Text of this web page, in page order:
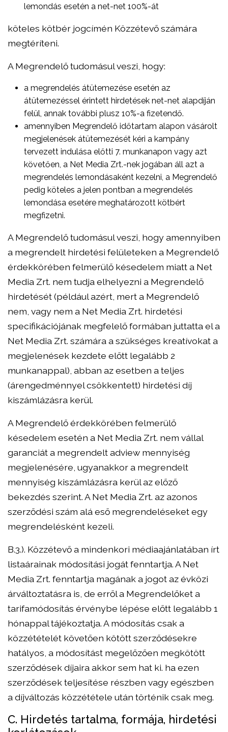
lemondás esetén a net-net 100%-át
köteles kötbér jogcímén Közzétevő számára
megtéríteni.
A Megrendelő tudomásul veszi, hogy:
a megrendelés átütemezése esetén az
átütemezéssel érintett hirdetések net-net alapdíján
felül, annak további plusz 10%-a fizetendő.
amennyiben Megrendelő időtartam alapon vásárolt
megjelenések átütemezését kéri a kampány
tervezett indulása előtti 7. munkanapon vagy azt
követően, a Net Media Zrt.-nek jogában áll azt a
megrendelés lemondásaként kezelni, a Megrendelő
pedig köteles a jelen pontban a megrendelés
lemondása esetére meghatározott kötbért
megfizetni.
A Megrendelő tudomásul veszi, hogy amennyiben
a megrendelt hirdetési felületeken a Megrendelő
érdekkörében felmerülő késedelem miatt a Net
Media Zrt. nem tudja elhelyezni a Megrendelő
hirdetését (például azért, mert a Megrendelő
nem, vagy nem a Net Media Zrt. hirdetési
specifikációjának megfelelő formában juttatta el a
Net Media Zrt. számára a szükséges kreatívokat a
megjelenések kezdete előtt legalább 2
munkanappal), abban az esetben a teljes
(árengedménnyel csökkentett) hirdetési díj
kiszámlázásra kerül.
A Megrendelő érdekkörében felmerülő
késedelem esetén a Net Media Zrt. nem vállal
garanciát a megrendelt adview mennyiség
megjelenésére, ugyanakkor a megrendelt
mennyiség kiszámlázásra kerül az előző
bekezdés szerint. A Net Media Zrt. az azonos
szerződési szám alá eső megrendeléseket egy
megrendelésként kezeli.
B.3.). Közzétevő a mindenkori médiaajánlatában írt
listaárainak módosítási jogát fenntartja. A Net
Media Zrt. fenntartja magának a jogot az évközi
árváltoztatásra is, de erről a Megrendelőket a
tarifamódosítás érvénybe lépése előtt legalább 1
hónappal tájékoztatja. A módosítás csak a
közzétételét követően kötött szerződésekre
hatályos, a módosítást megelőzően megkötött
szerződések díjaira akkor sem hat ki. ha ezen
szerződések teljesítése részben vagy egészben
a díjváltozás közzététele után történik csak meg.
C. Hirdetés tartalma, formája, hirdetési